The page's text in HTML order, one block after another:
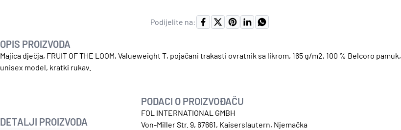
Podijelite na:
OPIS PROIZVODA
Majica dječja, FRUIT OF THE LOOM, Valueweight T, pojačani trakasti ovratnik sa likrom, 165 g/m2, 100 % Belcoro pamuk,
unisex model, kratki rukav.
DETALJI PROIZVODA
PODACI O PROIZVOĐAČU
FOL INTERNATIONAL GMBH
Von-Miller Str. 9, 67661, Kaiserslautern, Njemačka